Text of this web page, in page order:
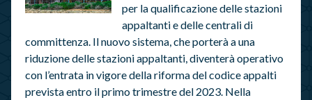
per la qualificazione delle stazioni
appaltanti e delle centrali di
committenza. Il nuovo sistema, che porterà a una
riduzione delle stazioni appaltanti, diventerà operativo
con l’entrata in vigore della riforma del codice appalti
prevista entro il primo trimestre del 2023. Nella